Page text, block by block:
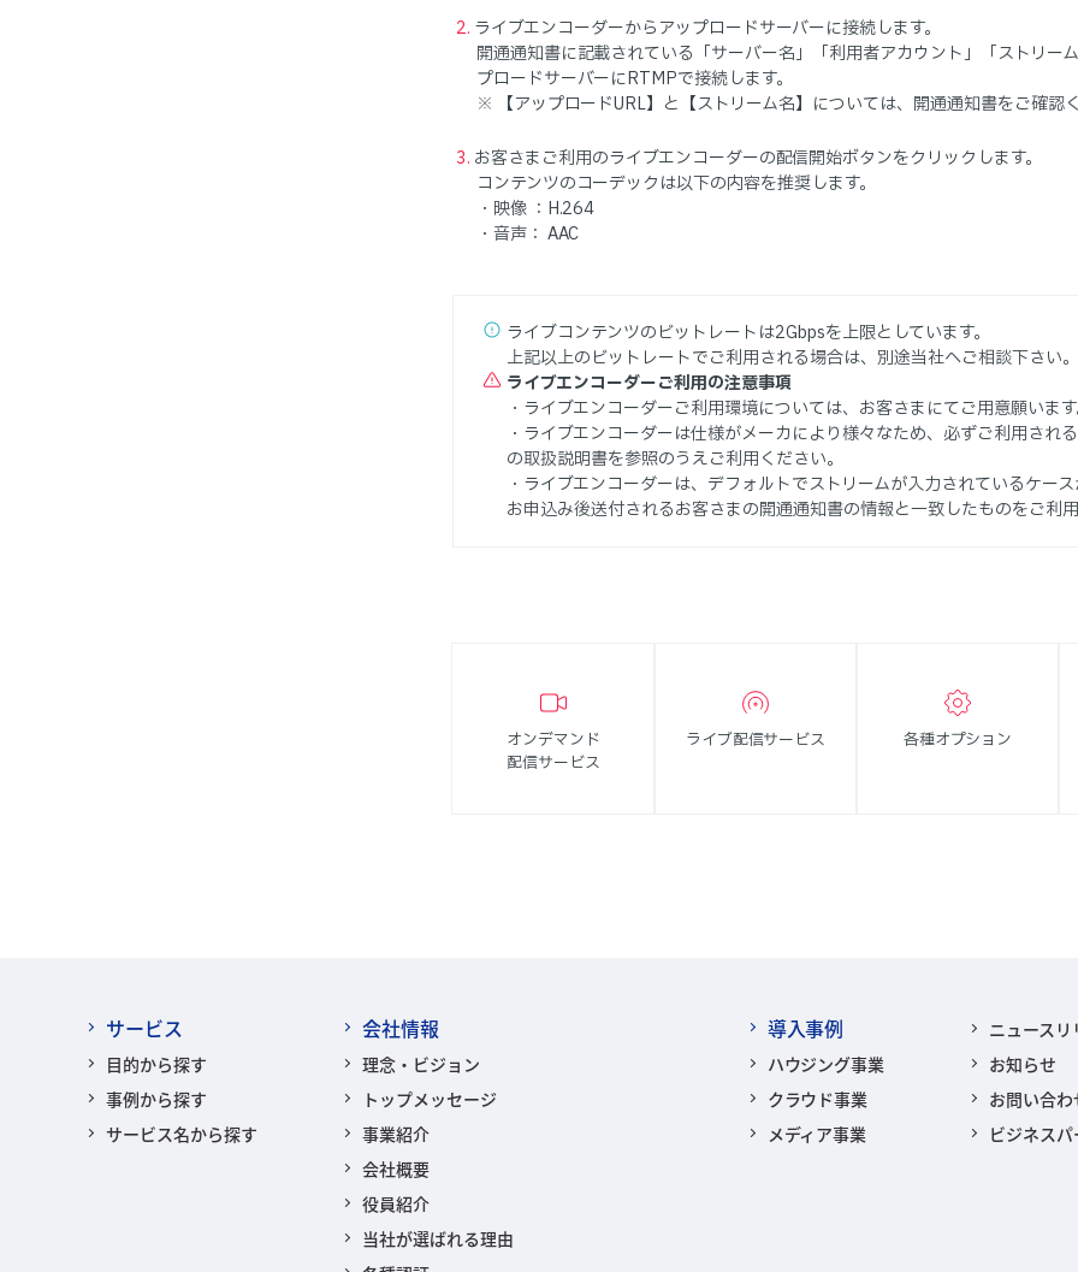
ライブエンコーダーからアップロードサーバーに接続します。
開通通知書に記載されている「サーバー名」「利用者アカウント」「ストリー
プロードサーバーにRTMPで接続します。
※ 【アップロードURL】と【ストリーム名】については、開通通知書をご確認
お客さまご利用のライブエンコーダーの配信開始ボタンをクリックします。
コンテンツのコーデックは以下の内容を推奨します。
・映像 ：H.264
・音声： AAC
ライブコンテンツのビットレートは2Gbpsを上限としています。
上記以上のビットレートでご利用される場合は、別途当社へご相談下さい。
ライブエンコーダーご利用の注意事項
ライブエンコーダーご利用環境については、お客さまにてご用意願いま
ライブエンコーダーは仕様がメーカにより様々なため、必ずご利用され
の取扱説明書を参照のうえご利用ください。
ライブエンコーダーは、デフォルトでストリームが入力されているケー
お申込み後送付されるお客さまの開通通知書の情報と一致したものをご利
オンデマンド
配信サービス
ライブ配信サービス 各種オプション
サービス
目的から探す
事例から探す
サービス名から探す
会社情報
理念・ビジョン
トップメッセージ
事業紹介
会社概要
役員紹介
当社が選ばれる理由
導入事例
ハウジング事業
クラウド事業
メディア事業
ニュースリ
お知らせ
お問い合
ビジネス